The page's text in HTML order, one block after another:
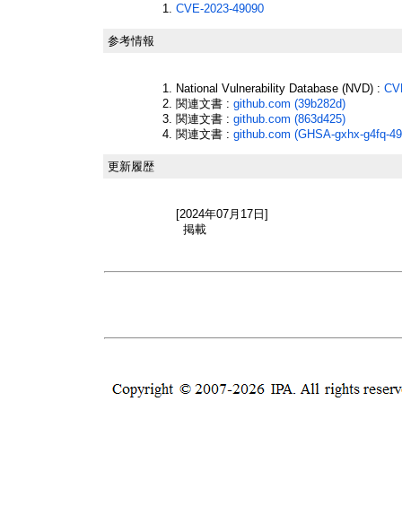
CVE-2023-49090
参考情報
National Vulnerability Database (NVD) :
関連文書 : github.com (39b282d)
関連文書 : github.com (863d425)
関連文書 : github.com (GHSA-gxhx-g4fq-
更新履歴
[2024年07月17日]
掲載